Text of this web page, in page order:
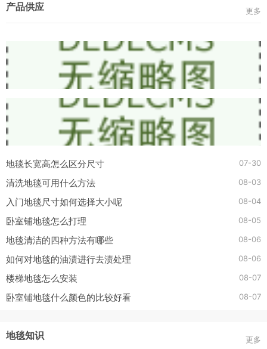
产品供应 更多
地毯长宽高怎么区分尺寸 07-30
清洗地毯可用什么方法 08-03
入门地毯尺寸如何选择大小呢 08-04
卧室铺地毯怎么打理 08-05
地毯清洁的四种方法有哪些 08-06
如何对地毯的油渍进行去渍处理 08-06
楼梯地毯怎么安装 08-07
卧室铺地毯什么颜色的比较好看 08-07
地毯知识 更多